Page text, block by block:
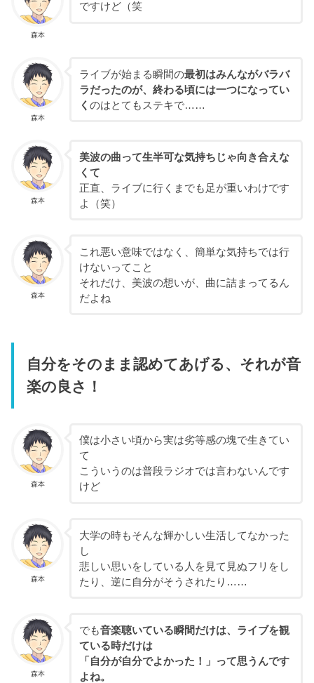
森本
ですけど（笑
森本
ライブが始まる瞬間の最初はみんながバラバ
ラだったのが、終わる頃には一つになってい
く のはとてもステキで……
森本
美波の曲って生半可な気持ちじゃ向き合えな
くて
正直、ライブに行くまでも足が重いわけです
よ（笑）
森本
これ悪い意味ではなく、簡単な気持ちでは行
けないってこと
それだけ、美波の想いが、曲に詰まってるん
だよね
自分をそのまま認めてあげる、それが音
楽の良さ！
森本
僕は小さい頃から実は劣等感の塊で生きてい
て
こういうのは普段ラジオでは言わないんです
けど
森本
大学の時もそんな輝かしい生活してなかった
し
悲しい思いをしている人を見て見ぬフリをし
たり、逆に自分がそうされたり……
森本
でも音楽聴いている瞬間だけは、ライブを観
ている時だけは
「自分が自分でよかった！」って思うんです
よね。